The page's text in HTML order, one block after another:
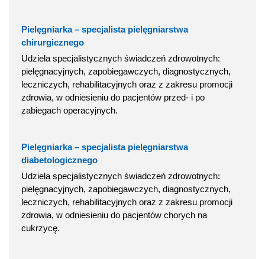
Pielęgniarka – specjalista pielęgniarstwa
chirurgicznego
Udziela specjalistycznych świadczeń zdrowotnych:
pielęgnacyjnych, zapobiegawczych, diagnostycznych,
leczniczych, rehabilitacyjnych oraz z zakresu promocji
zdrowia, w odniesieniu do pacjentów przed- i po
zabiegach operacyjnych.
Pielęgniarka – specjalista pielęgniarstwa
diabetologicznego
Udziela specjalistycznych świadczeń zdrowotnych:
pielęgnacyjnych, zapobiegawczych, diagnostycznych,
leczniczych, rehabilitacyjnych oraz z zakresu promocji
zdrowia, w odniesieniu do pacjentów chorych na
cukrzycę.